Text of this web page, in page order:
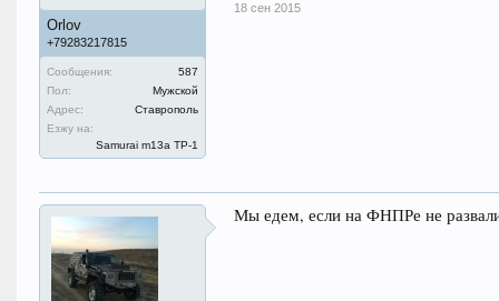
Orlov
+79283217815
Сообщения:
587
Пол:
Мужской
Адрес:
Ставрополь
Езжу на:
Samurai m13a ТР-1
18 сен 2015
Мы едем, если на ФНПРе не